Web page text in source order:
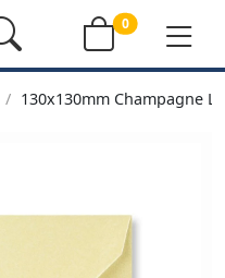
0
130x130mm Champagne